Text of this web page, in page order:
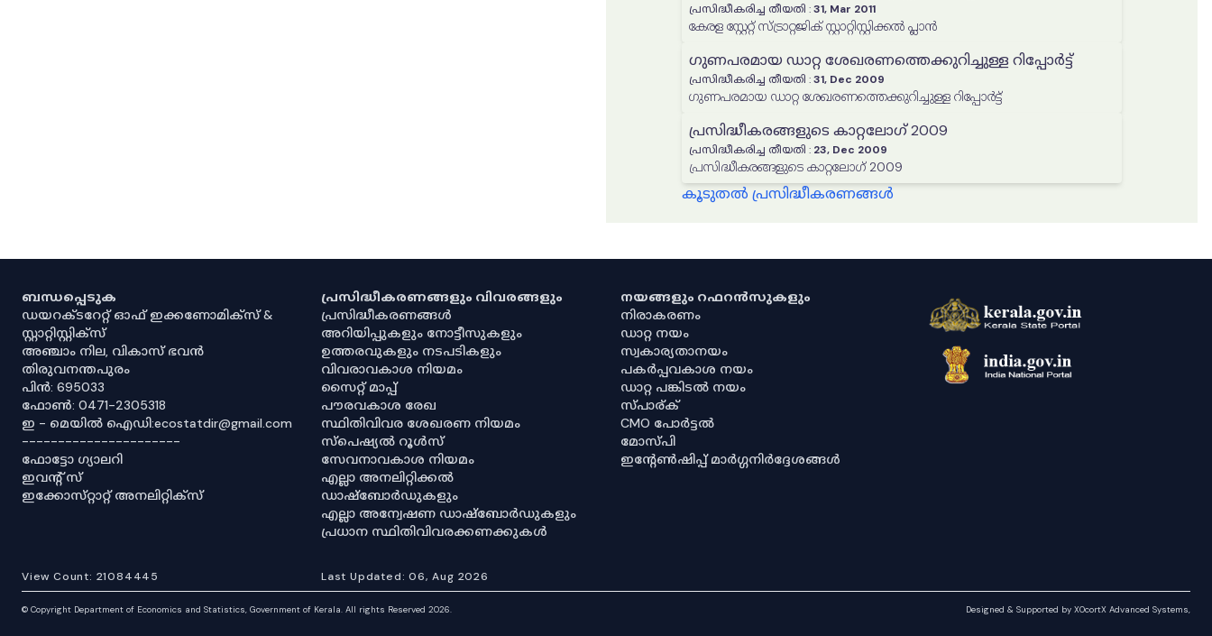
പ്രസിദ്ധീകരിച്ച തീയതി :31, Mar 2011
കേരള സ്റ്റേറ്റ് സ്ട്രാറ്റജിക് സ്റ്റാറ്റിസ്റ്റിക്കൽ പ്ലാൻ
ഗുണപരമായ ഡാറ്റ ശേഖരണത്തെക്കുറിച്ചുള്ള റിപ്പോർട്ട്
പ്രസിദ്ധീകരിച്ച തീയതി :31, Dec 2009
ഗുണപരമായ ഡാറ്റ ശേഖരണത്തെക്കുറിച്ചുള്ള റിപ്പോർട്ട്
പ്രസിദ്ധീകരങ്ങളുടെ കാറ്റലോഗ് 2009
പ്രസിദ്ധീകരിച്ച തീയതി : 23, Dec 2009
പ്രസിദ്ധീകരങ്ങളുടെ കാറ്റലോഗ് 2009
കൂടുതൽ പ്രസിദ്ധീകരണങ്ങൾ
ബന്ധപ്പെടുക
ഡയറക്ടറേറ്റ് ഓഫ് ഇക്കണോമിക്സ് &
സ്റ്റാറ്റിസ്റ്റിക്സ്
അഞ്ചാം നില, വികാസ് ഭവൻ
തിരുവനന്തപുരം
പിൻ: 695033
ഫോൺ: 0471-2305318
ഇ - മെയിൽ ഐഡി:ecostatdir@gmail.com
----------------------
ഫോട്ടോ ഗ്യാലറി
ഇവൻ്റ് സ്
ഇക്കോസ്‌റ്റാറ്റ് അനലിറ്റിക്‌സ്
പ്രസിദ്ധീകരണങ്ങളും വിവരങ്ങളും
പ്രസിദ്ധീകരണങ്ങൾ
അറിയിപ്പുകളും നോട്ടീസുകളും
ഉത്തരവുകളും നടപടികളും
വിവരാവകാശ നിയമം
സൈറ്റ് മാപ്പ്
പൗരവകാശ രേഖ
സ്ഥിതിവിവര ശേഖരണ നിയമം
സ്‌പെഷ്യൽ റൂൾസ്
സേവനാവകാശ നിയമം
എല്ലാ അനലിറ്റിക്കൽ
ഡാഷ്‌ബോർഡുകളും
എല്ലാ അന്വേഷണ ഡാഷ്‌ബോർഡുകളും
പ്രധാന സ്ഥിതിവിവരക്കണക്കുകൾ
നയങ്ങളും റഫറൻസുകളും
നിരാകരണം
ഡാറ്റ നയം
സ്വകാര്യതാനയം
പകർപ്പവകാശ നയം
ഡാറ്റ പങ്കിടൽ നയം
സ്പാര്ക്
CMO പോർട്ടൽ
മോസ്പി
ഇൻ്റേൺഷിപ്പ് മാർഗ്ഗനിർദ്ദേശങ്ങൾ
View Count: 21084445 Last Updated:06, Aug 2026
© Copyright Department of Economics and Statistics, Government of Kerala. All rights Reserved 2026. Designed & Supported by XOcortX Advanced Systems,